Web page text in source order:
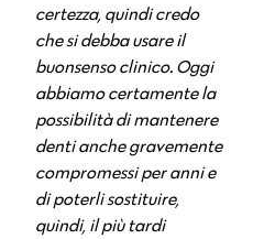
certezza, quindi credo
che si debba usare il
buonsenso clinico. Oggi
abbiamo certamente la
possibilità di mantenere
denti anche gravemente
compromessi per anni e
di poterli sostituire,
quindi, il più tardi